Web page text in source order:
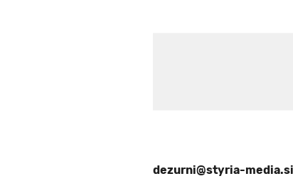
dezurni@styria-media.si